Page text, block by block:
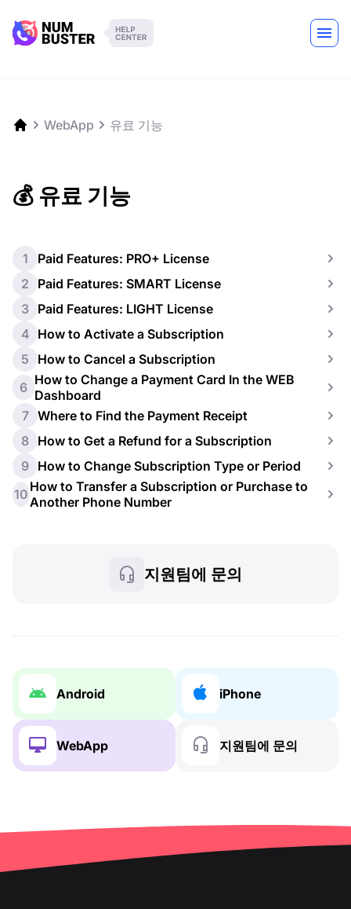
WebApp 유료 기능
💰 유료 기능
1
Paid Features: PRO+ License
2
Paid Features: SMART License
3 Paid Features: LIGHT License
4 How to Activate a Subscription
5
How to Cancel a Subscription
6 How to Change a Payment Card In the WEB
Dashboard
7 Where to Find the Payment Receipt
8 How to Get a Refund for a Subscription
9 How to Change Subscription Type or Period
10 How to Transfer a Subscription or Purchase to
Another Phone Number
지원팀에 문의
Android iPhone
WebApp 지원팀에 문의